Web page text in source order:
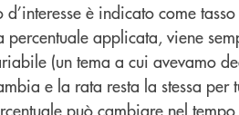
è indicato come
percentuale applicata, viene
(un tema a cui avevamo
e la rata resta la stessa per
può cambiare nel